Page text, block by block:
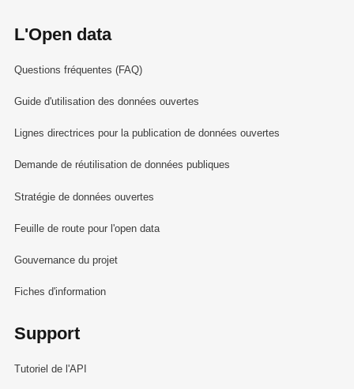
L'Open data
Questions fréquentes (FAQ)
Guide d'utilisation des données ouvertes
Lignes directrices pour la publication de données ouvertes
Demande de réutilisation de données publiques
Stratégie de données ouvertes
Feuille de route pour l'open data
Gouvernance du projet
Fiches d'information
Support
Tutoriel de l'API